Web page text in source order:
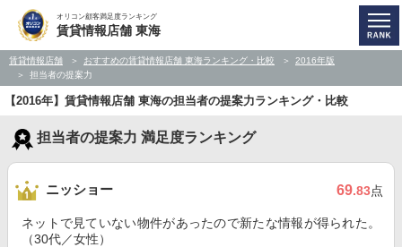
オリコン顧客満足度ランキング
賃貸情報店舗 東海
賃貸情報店舗 おすすめの賃貸情報店舗 東海ランキング・比較
2016年版
担当者の提案力
【2016年】賃貸情報店舗 東海の担当者の提案力ランキング・比較
担当者の提案力 満足度ランキング
ニッショー 69.83点
ネットで見ていない物件があったので新たな情報が得られた。
（30代／女性）